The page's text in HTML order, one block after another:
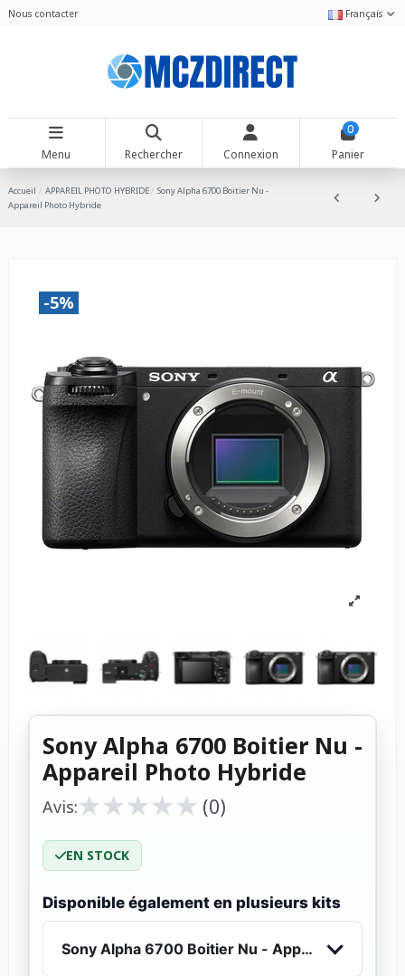
Nous contacter Français
Menu Rechercher Connexion
0
Panier
Accueil APPAREIL PHOTO HYBRIDE
Sony Alpha 6700 Boitier Nu -
Appareil Photo Hybride
-5%
Sony Alpha 6700 Boitier Nu -
Appareil Photo Hybride
Avis:★
★★
★★
★★
★★
★ (0)
EN STOCK
Disponible également en plusieurs kits
Sony Alpha 6700 Boitier Nu - Appareil Photo